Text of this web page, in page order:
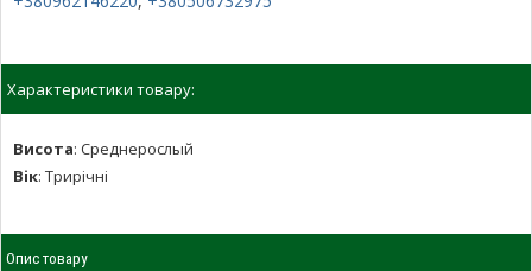
Характеристики товару:
Висота: Среднерослый
Вік: Трирічні
Опис товару